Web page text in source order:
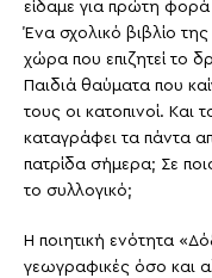
είδαμε για πρώτη
Ένα σχολικό βιβλίο
χώρα που επιζητεί το
Παιδιά θαύματα που
τους οι κατοπινοί. Και
καταγράφει τα πάντα
πατρίδα σήμερα; Σε
το συλλογικό;
Η ποιητική ενότητα
γεωγραφικές όσο και